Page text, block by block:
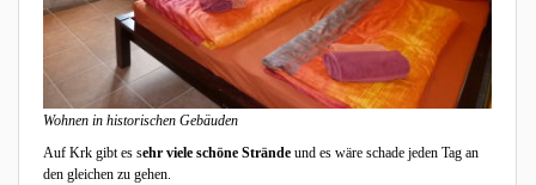
Wohnen in historischen Gebäuden
Auf Krk gibt es sehr viele schöne Strände und es wäre schade jeden Tag an
den gleichen zu gehen.